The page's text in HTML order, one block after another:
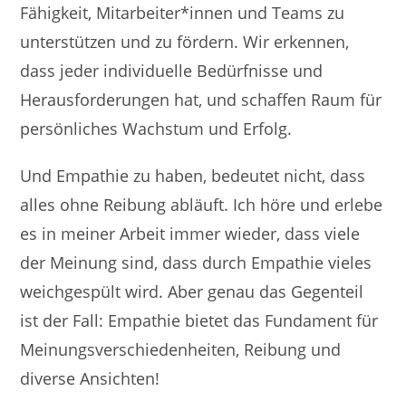
Fähigkeit, Mitarbeiter*innen und Teams zu
unterstützen und zu fördern. Wir erkennen,
dass jeder individuelle Bedürfnisse und
Herausforderungen hat, und schaffen Raum für
persönliches Wachstum und Erfolg.
Und Empathie zu haben, bedeutet nicht, dass
alles ohne Reibung abläuft. Ich höre und erlebe
es in meiner Arbeit immer wieder, dass viele
der Meinung sind, dass durch Empathie vieles
weichgespült wird. Aber genau das Gegenteil
ist der Fall: Empathie bietet das Fundament für
Meinungsverschiedenheiten, Reibung und
diverse Ansichten!